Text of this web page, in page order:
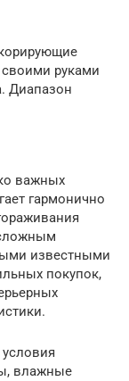
руками
Диапазон
важных
гармонично
известными
покупок,
влажные